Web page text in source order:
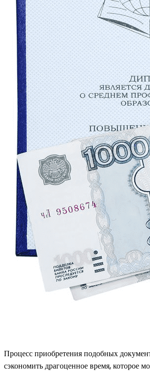
Процесс приобретения подобных
сэкономить драгоценное время, которое